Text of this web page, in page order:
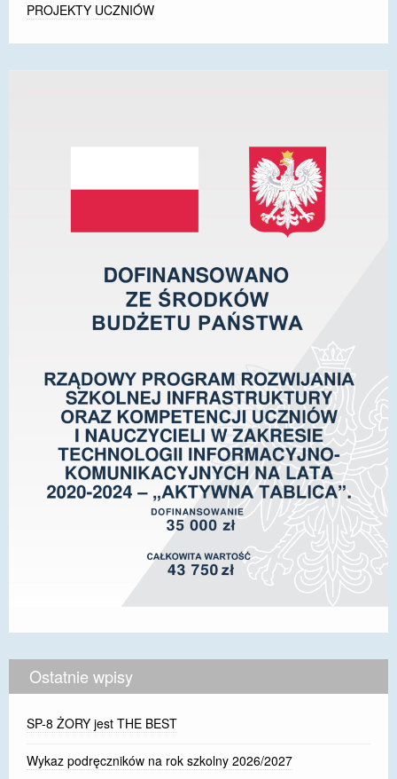
PROJEKTY UCZNIÓW
Ostatnie wpisy
SP-8 ŻORY jest THE BEST
Wykaz podręczników na rok szkolny 2026/2027